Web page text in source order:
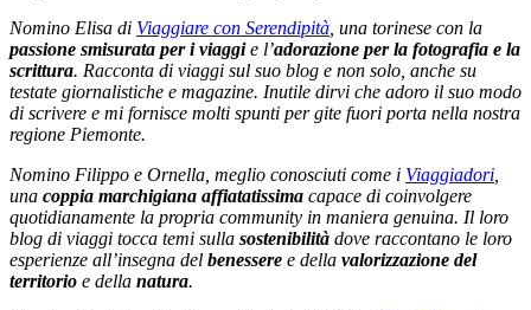
Nomino Elisa di Viaggiare con Serendipità, una torinese con la
passione smisurata per i viaggie l’adorazione per la fotografia e la
scrittura. Racconta di viaggi sul suo blog e non solo, anche su
testate giornalistiche e magazine. Inutile dirvi che adoro il suo modo
di scrivere e mi fornisce molti spunti per gite fuori porta nella nostra
regione Piemonte.
Nomino Filippo e Ornella, meglio conosciuti come i Viaggiadori,
una coppia marchigiana affiatatissima capace di coinvolgere
quotidianamente la propria community in maniera genuina. Il loro
blog di viaggi tocca temi sulla sostenibilità dove raccontano le loro
esperienze all’insegna del benessere e della valorizzazione del
territorio e della natura.